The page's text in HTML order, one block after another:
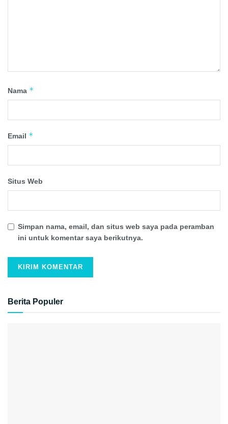
Nama *
Email *
Situs Web
Simpan nama, email, dan situs web saya pada peramban
ini untuk komentar saya berikutnya.
Berita Populer